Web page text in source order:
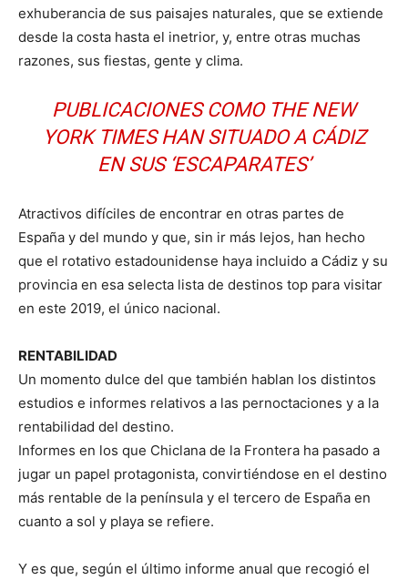
exhuberancia de sus paisajes naturales, que se extiende
desde la costa hasta el inetrior, y, entre otras muchas
razones, sus fiestas, gente y clima.
PUBLICACIONES COMO THE NEW
YORK TIMES HAN SITUADO A CÁDIZ
EN SUS ‘ESCAPARATES’
Atractivos difíciles de encontrar en otras partes de
España y del mundo y que, sin ir más lejos, han hecho
que el rotativo estadounidense haya incluido a Cádiz y su
provincia en esa selecta lista de destinos top para visitar
en este 2019, el único nacional.
RENTABILIDAD
Un momento dulce del que también hablan los distintos
estudios e informes relativos a las pernoctaciones y a la
rentabilidad del destino.
Informes en los que Chiclana de la Frontera ha pasado a
jugar un papel protagonista, convirtiéndose en el destino
más rentable de la península y el tercero de España en
cuanto a sol y playa se refiere.
Y es que, según el último informe anual que recogió el